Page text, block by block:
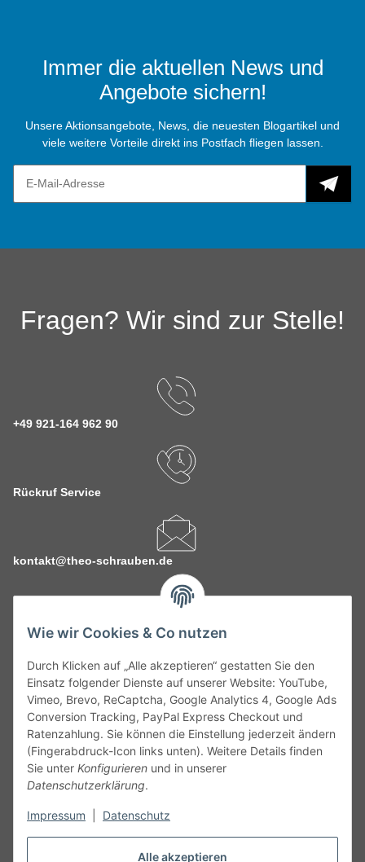
Alle akzeptieren
Wie wir Cookies & Co nutzen
Durch Klicken auf „Alle akzeptieren“ gestatten Sie den
Einsatz folgender Dienste auf unserer Website: YouTube,
Vimeo, Brevo, ReCaptcha, Google Analytics 4, Google Ads
Conversion Tracking, PayPal Express Checkout und
Ratenzahlung. Sie können die Einstellung jederzeit ändern
(Fingerabdruck-Icon links unten). Weitere Details finden
Sie unter Konfigurieren und in unserer
Datenschutzerklärung.
Impressum Datenschutz
Immer die aktuellen News und
Angebote sichern!
Unsere Aktionsangebote, News, die neuesten Blogartikel und
viele weitere Vorteile direkt ins Postfach fliegen lassen.
Fragen? Wir sind zur Stelle!
+49 921-164 962 90
Rückruf Service
kontakt@theo-schrauben.de
Service
Gesetzliche Informationen
Alle technischen Angaben ohne Gewähr. Irrtümer und fehlerhafte
Angaben vorbehalten. Wenn Sie Datenblätter oder spezielle
unseren Kundenservice. Abbildungen der Artikel können